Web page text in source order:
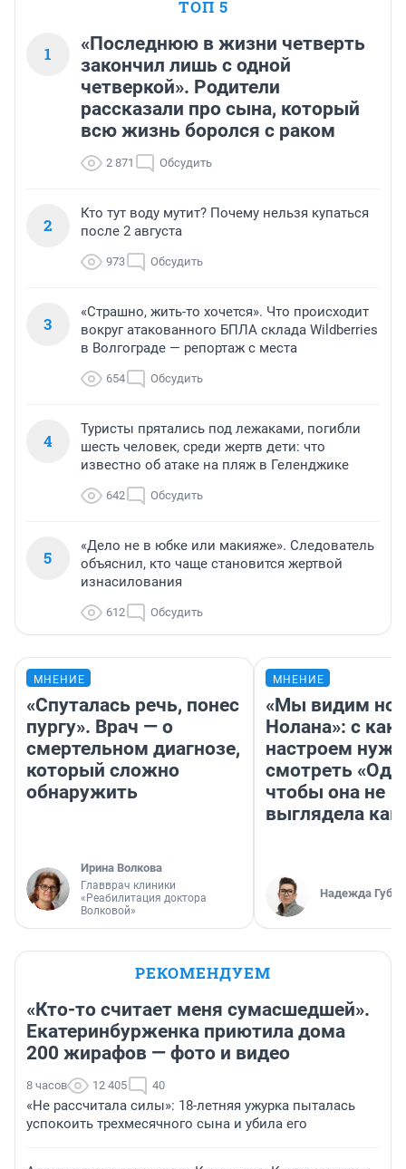
ТОП 5
1
«Последнюю в жизни четверть
закончил лишь с одной
четверкой». Родители
рассказали про сына, который
всю жизнь боролся с раком
2 871 Обсудить
2
Кто тут воду мутит? Почему нельзя купаться
после 2 августа
973 Обсудить
3
«Страшно, жить-то хочется». Что происходит
вокруг атакованного БПЛА склада Wildberries
в Волгограде — репортаж с места
654 Обсудить
4
Туристы прятались под лежаками, погибли
шесть человек, среди жертв дети: что
известно об атаке на пляж в Геленджике
642 Обсудить
5
«Дело не в юбке или макияже». Следователь
объяснил, кто чаще становится жертвой
изнасилования
612 Обсудить
МНЕНИЕ
«Спуталась речь, понес
пургу». Врач — о
смертельном диагнозе,
который сложно
обнаружить
Ирина Волкова
Главврач клиники
«Реабилитация доктора
Волковой»
МНЕНИЕ
«Мы видим
Нолана»: с
настроем
смотреть
чтобы она не
выглядела как
Надежда
РЕКОМЕНДУЕМ
«Кто-то считает меня сумасшедшей».
Екатеринбурженка приютила дома
200 жирафов — фото и видео
8 часов 12 405 40
«Не рассчитала силы»: 18-летняя ужурка пыталась
успокоить трехмесячного сына и убила его